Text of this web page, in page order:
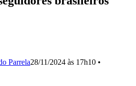
Parrela28/11/2024 às 17h10 •